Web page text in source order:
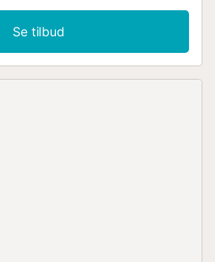
mot en ekstra avgift per
Omtrentlige avstander (til fots eller
39 m, kafé 320 m, bar 191
og "El Poniente"-stranden kun 20
Se tilbud